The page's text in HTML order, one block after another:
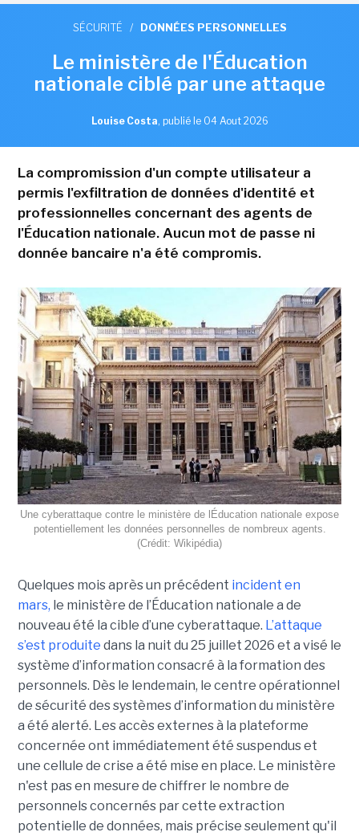
SÉCURITÉ / DONNÉES PERSONNELLES
Le ministère de l'Éducation
nationale ciblé par une attaque
Louise Costa, publié le 04 Aout 2026
La compromission d'un compte utilisateur a
permis l'exfiltration de données d'identité et
professionnelles concernant des agents de
l'Éducation nationale. Aucun mot de passe ni
donnée bancaire n'a été compromis.
Une cyberattaque contre le ministère de lÉducation nationale expose
potentiellement les données personnelles de nombreux agents.
(Crédit: Wikipédia)
Quelques mois après un précédent incident en
mars, le ministère de l’Éducation nationale a de
nouveau été la cible d’une cyberattaque. L’attaque
s’est produite dans la nuit du 25 juillet 2026 et a visé le
système d’information consacré à la formation des
personnels. Dès le lendemain, le centre opérationnel
de sécurité des systèmes d’information du ministère
a été alerté. Les accès externes à la plateforme
concernée ont immédiatement été suspendus et
une cellule de crise a été mise en place. Le ministère
n'est pas en mesure de chiffrer le nombre de
personnels concernés par cette extraction
potentielle de données, mais précise seulement qu'il